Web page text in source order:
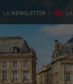
LA NEWSLETTER LA